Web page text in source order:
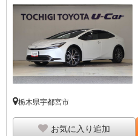
栃木県宇都宮市
お気に入り追加